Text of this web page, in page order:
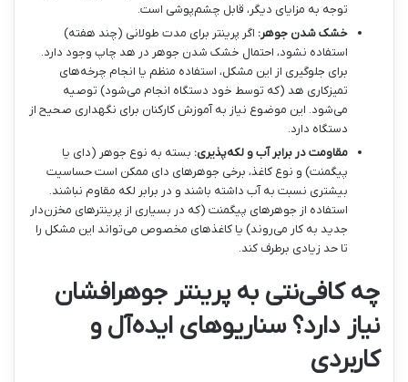
توجه به مزایای دیگر، قابل چشم‌پوشی است.
خشک شدن جوهر: اگر پرینتر برای مدت طولانی (چند هفته)
استفاده نشود، احتمال خشک شدن جوهر در هد چاپ وجود دارد.
برای جلوگیری از این مشکل، استفاده منظم یا انجام چرخه‌های
تمیزکاری هد (که توسط خود دستگاه انجام می‌شود) توصیه
می‌شود. این موضوع نیاز به آموزش کارکنان برای نگهداری صحیح از
دستگاه دارد.
مقاومت در برابر آب و لکه‌پذیری: بسته به نوع جوهر (دای یا
پیگمنت) و نوع کاغذ، برخی جوهرهای دای ممکن است حساسیت
بیشتری نسبت به آب داشته باشند و در برابر لکه مقاوم نباشند.
استفاده از جوهرهای پیگمنت (که در بسیاری از پرینترهای مخزن‌دار
جدید به کار می‌روند) یا کاغذهای مخصوص می‌تواند این مشکل را
تا حد زیادی برطرف کند.
چه کافی‌نتی به پرینتر جوهرافشان
نیاز دارد؟ سناریوهای ایده‌آل و
کاربردی